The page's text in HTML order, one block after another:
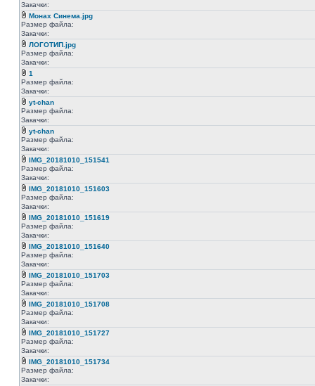
Закачки:
Монах Синема.jpg
Размер файла:
Закачки:
ЛОГОТИП.jpg
Размер файла:
Закачки:
1
Размер файла:
Закачки:
yt-chan
Размер файла:
Закачки:
yt-chan
Размер файла:
Закачки:
IMG_20181010_151541
Размер файла:
Закачки:
IMG_20181010_151603
Размер файла:
Закачки:
IMG_20181010_151619
Размер файла:
Закачки:
IMG_20181010_151640
Размер файла:
Закачки:
IMG_20181010_151703
Размер файла:
Закачки:
IMG_20181010_151708
Размер файла:
Закачки:
IMG_20181010_151727
Размер файла:
Закачки:
IMG_20181010_151734
Размер файла:
Закачки: